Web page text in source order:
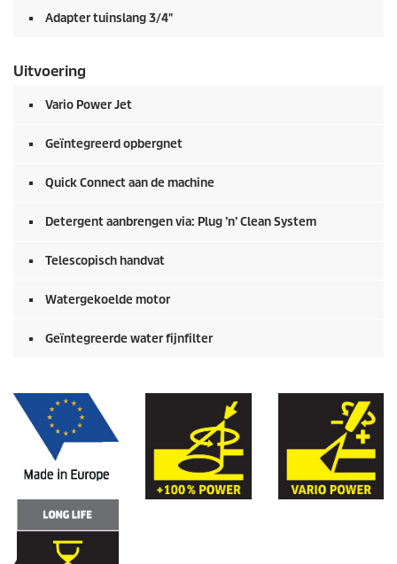
Adapter tuinslang 3/4"
Uitvoering
Vario Power Jet
Geïntegreerd opbergnet
Quick Connectaan de machine
Detergent aanbrengen via: Plug ’n’ Clean System
Telescopisch handvat
Watergekoelde motor
Geïntegreerde water fijnfilter